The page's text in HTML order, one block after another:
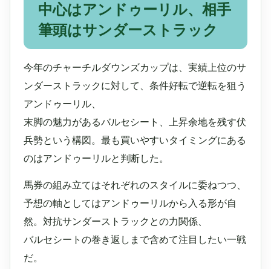
中心はアンドゥーリル、相手
筆頭はサンダーストラック
今年のチャーチルダウンズカップは、実績上位のサ
ンダーストラックに対して、条件好転で逆転を狙う
アンドゥーリル、
末脚の魅力があるバルセシート、上昇余地を残す伏
兵勢という構図。最も買いやすいタイミングにある
のはアンドゥーリルと判断した。
馬券の組み立てはそれぞれのスタイルに委ねつつ、
予想の軸としてはアンドゥーリルから入る形が自
然。対抗サンダーストラックとの力関係、
バルセシートの巻き返しまで含めて注目したい一戦
だ。